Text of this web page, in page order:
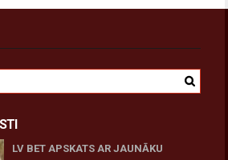
LV BET APSKATS AR JAUNĀKU